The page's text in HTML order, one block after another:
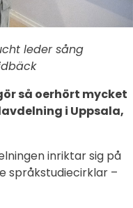
leder sång
så oerhört mycket
i Uppsala,
inriktar sig på
språkstudiecirklar –